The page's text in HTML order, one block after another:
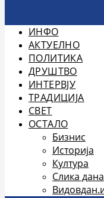
ИНФО
АКТУЕЛНО
ПОЛИТИКА
ДРУШТВО
ИНТЕРВЈУ
ТРАДИЦИЈА
СВЕТ
ОСТАЛО
Бизнис
Историја
Култура
Слика дана